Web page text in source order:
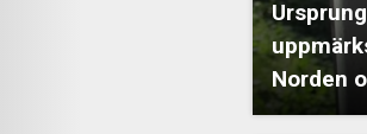
Norden